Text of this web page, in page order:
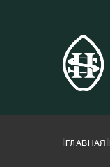
ГЛАВНАЯ